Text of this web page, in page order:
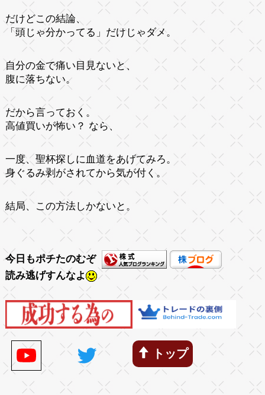
だけどこの結論、
「頭じゃ分かってる」だけじゃダメ。
自分の金で痛い目見ないと、
腹に落ちない。
だから言っておく。
高値買いが怖い？ なら、
一度、聖杯探しに血道をあげてみろ。
身ぐるみ剥がされてから気が付く。
結局、この方法しかないと。
今日もポチたのむぞ
読み逃げすんなよ
トップ